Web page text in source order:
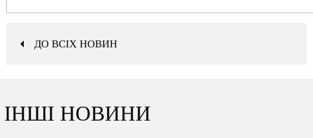
ДО ВСІХ НОВИН
ІНШІ НОВИНИ